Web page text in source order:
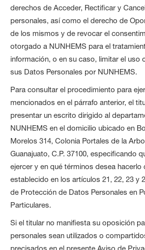
derechos de Acceder, Rectificar y
personales, así como el derecho de
de los mismos y de revocar el
otorgado a NUNHEMS para el
información, o en su caso, limitar el uso
sus Datos Personales por NUNHEMS.
Para consultar el procedimiento para
mencionados en el párrafo anterior, el
presentar un escrito dirigido al
NUNHEMS en el domicilio ubicado en
Morelos 314, Colonia Portales de la
Guanajuato, C.P. 37100, especificando
ejercer y en qué términos desea hacerlo
establecido en los artículos 21, 22, 23 y
de Protección de Datos Personales en
Particulares.
Si el titular no manifiesta su oposición
personales sean utilizados o
precisados en el presente Aviso de